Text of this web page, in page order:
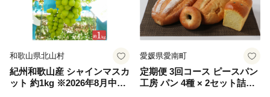
和歌山県北山村
紀州和歌山産 シャインマスカ
ット 約1kg ※2026年8月中旬
愛媛県愛南町
定期便 3回コース ピースパン
工房 パン 4種 × 2セット詰め